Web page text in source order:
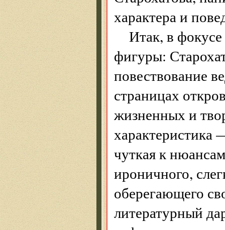
характера и
Итак, в
фигуры:
повествование
страницах
жизненных и
характеристика
чуткая к
ироничного,
оберегающего
литературный